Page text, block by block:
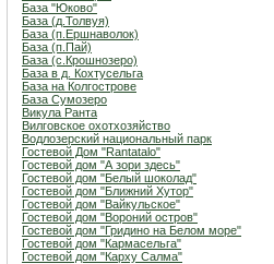
База "Юково"
База (д.Толвуя)
База (п.Ершнаволок)
База (п.Пай)
База (с.Крошнозеро)
База в д. Кохтусельга
База на Колгострове
База Сумозеро
Викула Ранта
Вилговское охотхозяйство
Водлозерский национальный парк
Гостевой Дом "Rantatalo"
Гостевой дом "А зори здесь"
Гостевой дом "Белый шоколад"
Гостевой дом "Ближний Хутор"
Гостевой дом "Вайкульское"
Гостевой дом "Вороний остров"
Гостевой дом "Гридино на Белом море"
Гостевой дом "Кармасельга"
Гостевой дом "Карху Салма"